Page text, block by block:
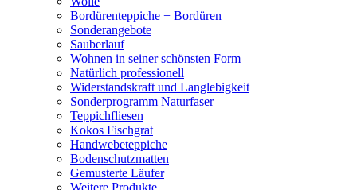
Bordürenteppiche + Bordüren
Sonderangebote
Sauberlauf
Wohnen in seiner schönsten Form
Natürlich professionell
Widerstandskraft und Langlebigkeit
Sonderprogramm Naturfaser
Teppichfliesen
Kokos Fischgrat
Handwebeteppiche
Bodenschutzmatten
Gemusterte Läufer
Weitere Produkte